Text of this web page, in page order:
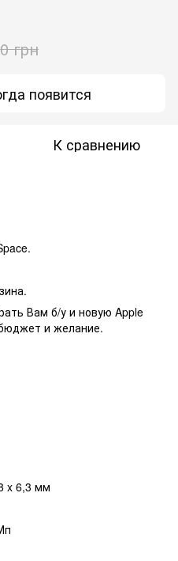
грн
появится
К сравнению
Вам б/у и новую Apple
и желание.
x 6,3 мм